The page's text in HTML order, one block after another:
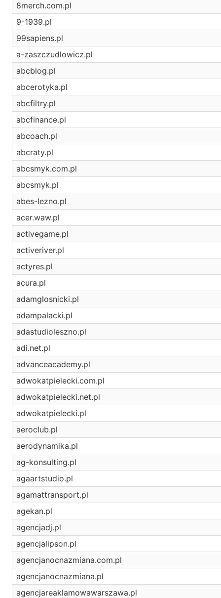
8merch.com.pl
9-1939.pl
99sapiens.pl
a-zaszczudlowicz.pl
abcblog.pl
abcerotyka.pl
abcfiltry.pl
abcfinance.pl
abcoach.pl
abcraty.pl
abcsmyk.com.pl
abcsmyk.pl
abes-lezno.pl
acer.waw.pl
activegame.pl
activeriver.pl
actyres.pl
acura.pl
adamglosnicki.pl
adampalacki.pl
adastudioleszno.pl
adi.net.pl
advanceacademy.pl
adwokatpielecki.com.pl
adwokatpielecki.net.pl
adwokatpielecki.pl
aeroclub.pl
aerodynamika.pl
ag-konsulting.pl
agaartstudio.pl
agamattransport.pl
agekan.pl
agencjadj.pl
agencjalipson.pl
agencjanocnazmiana.com.pl
agencjanocnazmiana.pl
agencjareaklamowawarszawa.pl